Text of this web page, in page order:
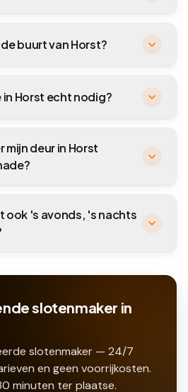
buurt van Horst?
Horst echt nodig?
mijn deur in Horst
ook 's avonds, 's nachts
slotenmaker in
slotenmaker — 24/7
en geen voorrijkosten.
minuten ter plaatse.